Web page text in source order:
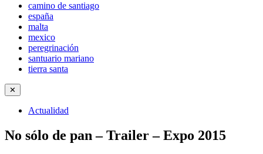
camino de santiago
españa
malta
mexico
peregrinación
santuario mariano
tierra santa
✕
Actualidad
No sólo de pan – Trailer – Expo 2015